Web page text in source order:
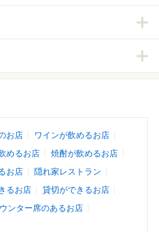
お店
ワインが飲めるお店
めるお店
焼酎が飲めるお店
お店
隠れ家レストラン
るお店
貸切ができるお店
ンター席のあるお店